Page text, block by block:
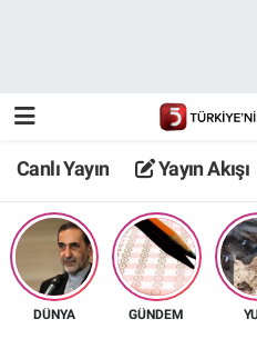
Canlı Yayın Yayın Akışı
DÜNYA GÜNDEM
TV 5 Ekranı ve Arşiv